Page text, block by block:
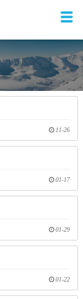
11-26
01-17
01-29
01-22